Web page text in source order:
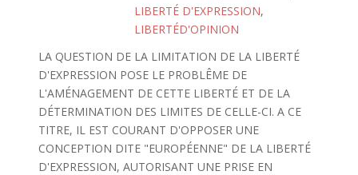
LIBERTÉ D'EXPRESSION,
LIBERTÉD'OPINION
LA QUESTION DE LA LIMITATION DE LA LIBERTÉ
D'EXPRESSION POSE LE PROBLÊME DE
L'AMÉNAGEMENT DE CETTE LIBERTÉ ET DE LA
DÉTERMINATION DES LIMITES DE CELLE-CI. A CE
TITRE, IL EST COURANT D'OPPOSER UNE
CONCEPTION DITE "EUROPÉENNE" DE LA LIBERTÉ
D'EXPRESSION, AUTORISANT UNE PRISE EN